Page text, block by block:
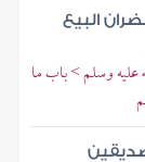
البيع
عليه وسلم > باب ما